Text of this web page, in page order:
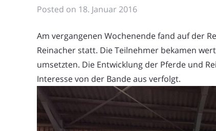
Posted on 18. Januar 2016
Am vergangenen Wochenende fand auf der
Reinacher statt. Die Teilnehmer bekamen
umsetzten. Die Entwicklung der Pferde und
Interesse von der Bande aus verfolgt.